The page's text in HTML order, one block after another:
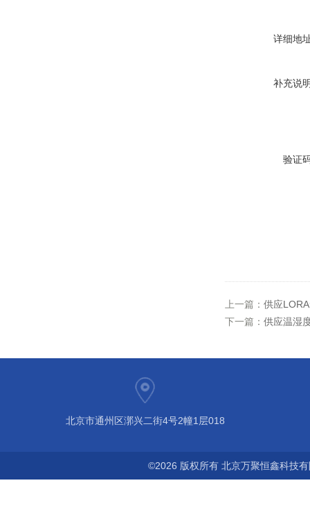
详细地
补充说
验证
上一篇： 供应
下一篇： 供应温湿
北京市通州区漷兴二街4号2幢1层018
©2026 版权所有 北京万聚恒鑫科技